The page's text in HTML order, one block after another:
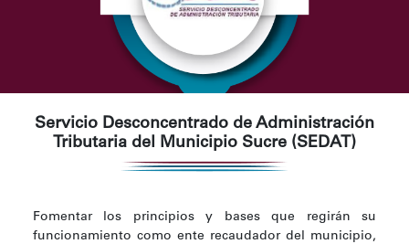
Servicio Desconcentrado de Administración
Tributaria del Municipio Sucre (SEDAT)
Fomentar los principios y bases que regirán su
funcionamiento como ente recaudador del municipio,